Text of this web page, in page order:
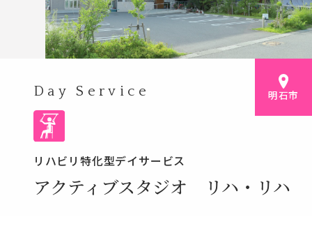
Day Service
リハビリ特化型デイサービス
アクティブスタジオ リハ・リハ
明石市